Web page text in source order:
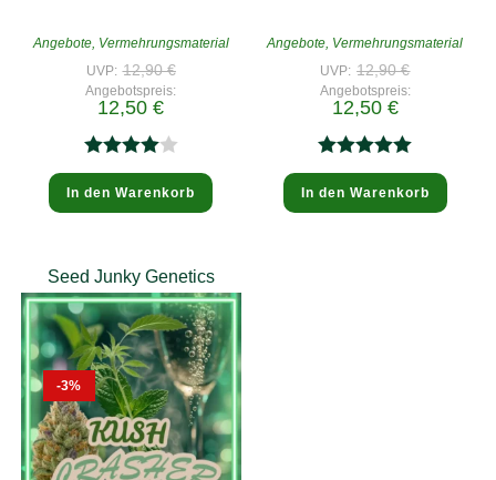
Angebote, Vermehrungsmaterial
UVP: 12,90€Ursprünglicher
Preis
war:
Angebotspreis:
12,50€Aktueller
ist:
12,50 €.
Bewertet
mit4.00
In den Warenkorb
Angebote, Vermehrungsmaterial
UVP: 12,90€
war:
Angebotspreis:
12,50 €Aktueller
Preis
ist:
12,50 €.
Bewertet
mit5.00
In den Warenkorb
Seed Junky Genetics
-3%